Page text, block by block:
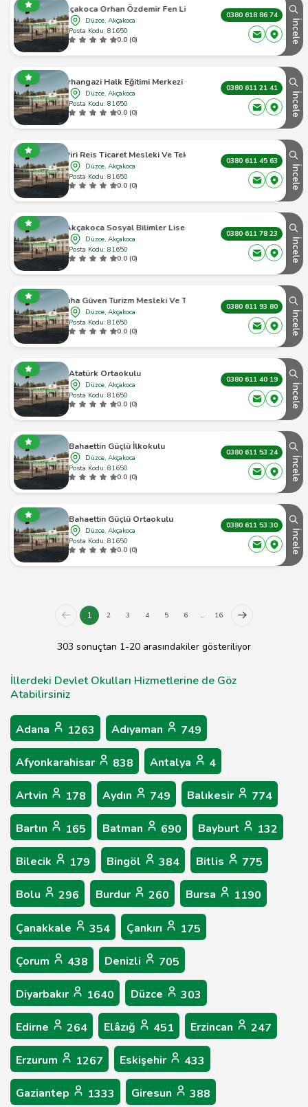
Akçakoca Orhan Özdemir Fen Lisesi
Düzce, Akçakoca
Posta Kodu: 81650
0.0 (0)
0380 618 86 74
İncele
Orhangazi Halk Eğitimi Merkezi - Düzce Akçakoca - 1
Düzce, Akçakoca
Posta Kodu: 81650
0.0 (0)
0380 611 21 41
İncele
Piri Reis Ticaret Mesleki Ve Teknik Anadolu Lisesi
Düzce, Akçakoca
Posta Kodu: 81650
0.0 (0)
0380 611 45 63
İncele
Akçakoca Sosyal Bilimler Lisesi
Düzce, Akçakoca
Posta Kodu: 81650
0.0 (0)
0380 611 78 23
İncele
Süha Güven Turizm Mesleki Ve Teknik Anadolu Lisesi
Düzce, Akçakoca
Posta Kodu: 81650
0.0 (0)
0380 611 93 80
İncele
Atatürk Ortaokulu
Düzce, Akçakoca
Posta Kodu: 81650
0.0 (0)
0380 611 40 19
İncele
Bahaettin Güçlü İlkokulu
Düzce, Akçakoca
Posta Kodu: 81650
0.0 (0)
0380 611 53 24
İncele
Bahaettin Güçlü Ortaokulu
Düzce, Akçakoca
Posta Kodu: 81650
0.0 (0)
0380 611 53 30
İncele
1 2 3 4 5 6 ... 16
303 sonuçtan 1-20 arasındakiler gösteriliyor
İllerdeki Devlet Okulları Hizmetlerine de Göz
Atabilirsiniz
Adana 1263 Adıyaman 749
Afyonkarahisar 838 Antalya 4
Artvin 178 Aydın 749 Balıkesir 774
Bartın 165 Batman 690 Bayburt 132
Bilecik 179 Bingöl 384 Bitlis 775
Bolu 296 Burdur 260 Bursa 1190
Çanakkale 354 Çankırı 175
Çorum 438 Denizli 705
Diyarbakır 1640 Düzce 303
Edirne 264 Elâzığ 451 Erzincan 247
Erzurum 1267 Eskişehir 433
Gaziantep 1333 Giresun 388